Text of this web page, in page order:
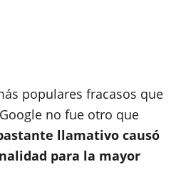
populares fracasos que
no fue otro que
llamativo causó
para la mayor